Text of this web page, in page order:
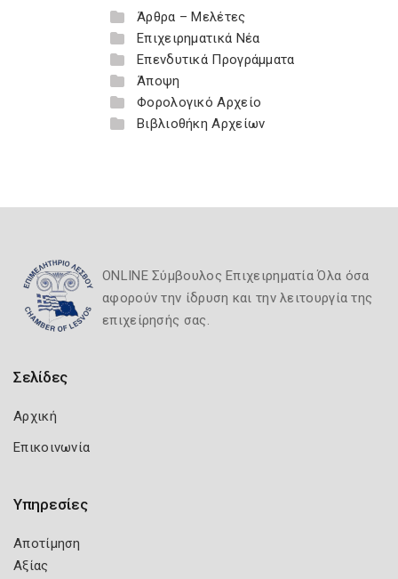
Άρθρα – Μελέτες
Επιχειρηματικά Νέα
Επενδυτικά Προγράμματα
Άποψη
Φορολογικό Αρχείο
Βιβλιοθήκη Αρχείων
ONLINE Σύμβουλος Επιχειρηματία Όλα όσα
αφορούν την ίδρυση και την λειτουργία της
επιχείρησής σας.
Σελίδες
Αρχική
Επικοινωνία
Υπηρεσίες
Αποτίμηση
Αξίας